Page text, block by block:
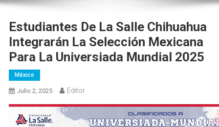
Estudiantes De La Salle Chihuahua
Integrarán La Selección Mexicana
Para La Universiada Mundial 2025
México
Julio 2, 2025 Editor